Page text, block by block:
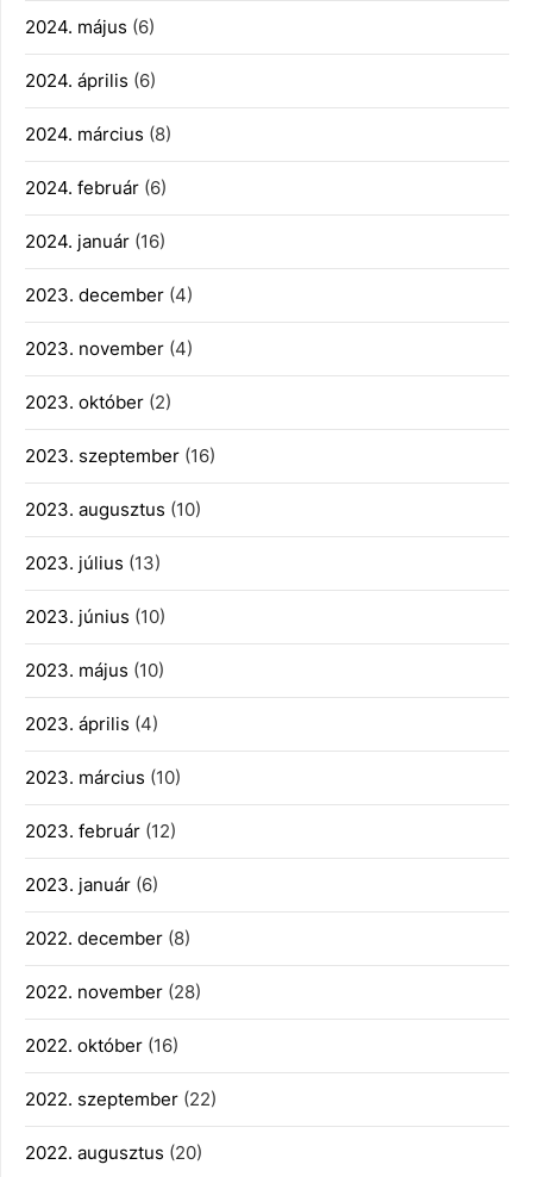
2024. május (6)
2024. április (6)
2024. március (8)
2024. február (6)
2024. január (16)
2023. december (4)
2023. november (4)
2023. október (2)
2023. szeptember (16)
2023. augusztus (10)
2023. július (13)
2023. június (10)
2023. május (10)
2023. április (4)
2023. március (10)
2023. február (12)
2023. január (6)
2022. december (8)
2022. november (28)
2022. október (16)
2022. szeptember (22)
2022. augusztus (20)